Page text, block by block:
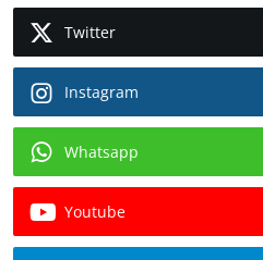
Twitter
Instagram
Whatsapp
Youtube